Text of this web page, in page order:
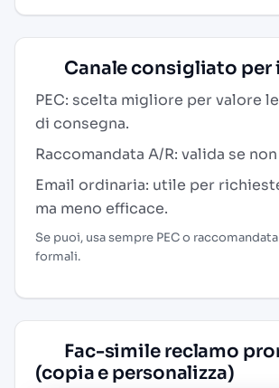
Canale consigliato per
PEC: scelta migliore per valore
di consegna.
Raccomandata A/R: valida se non
Email ordinaria: utile per
ma meno efficace.
Se puoi, usa sempre PEC o
formali.
Fac-simile reclamo
(copia e personalizza)